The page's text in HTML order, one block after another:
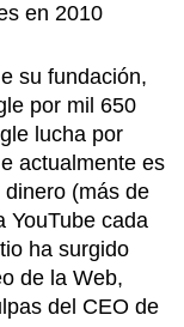
en 2010
su fundación,
por mil 650
lucha por
actualmente es
(más de
YouTube cada
ha surgido
de la Web,
del CEO de